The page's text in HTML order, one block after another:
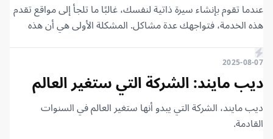
عندما تقوم بإنشاء سيرة ذاتية لنفسك، غالبًا ما تلجأ إلى مواقع تقدم
هذه الخدمة، فتواجهك عدة مشاكل. المشكلة الأولى هي أن هذه
إلى مرحلة تصدير سيرتك الذاتية، تجد أن الموقع قد أضاف علامته
المائية عليها. في النهاية، لا تكون التجربة جيدة على الإطلاق. لهذا
السبب، يقدم لك هذا المقال أبسط وأسهل طريقة لإنشاء سيرة
ذاتية لنفسك مجانًا، لعدد غير محدود من المرات، وتكون متوافقة
مع أنظمة تتبع المتقدمين (ATS).
2025-08-07
ديب مايند: الشركة التي ستغير العالم
ديب مايند، الشركة التي يبدو أنها ستغير العالم في السنوات
القادمة.